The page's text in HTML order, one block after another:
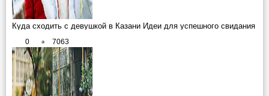
Куда сходить с девушкой в Казани Идеи для успешного свидания
0 7063